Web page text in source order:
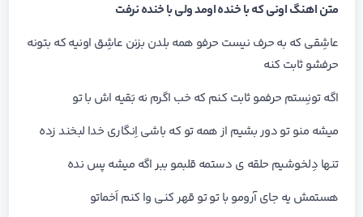
متن اهنگ اونی که با خنده اومد ولی با خنده نرفت
عاشِقی که به حرف نیست حرفو همه بلدن بزنن عاشِق اونیه که بتونه
حرفشو ثابت کنه
اگه تونِستم حرفمو ثابت کنم که خب اگرم نه بَقیه اش با تو
میشه منو تو دور بشیم از همه تو که باشی اِنگاری خدا لبخند زده
تنها دِلخوشیم حلقه ی دستمه قلبمو ببر اگه میشه پس نده
هستمش یه جای آرومو‌ با تو تو قهر کنی وا کنم اَخماتو